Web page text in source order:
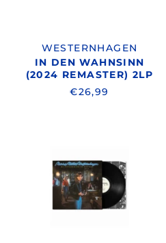
WESTERNHAGEN
IN DEN WAHNSINN
(2024 REMASTER) 2LP
€26,99
BIN
ICH
DEIN
PRINZ